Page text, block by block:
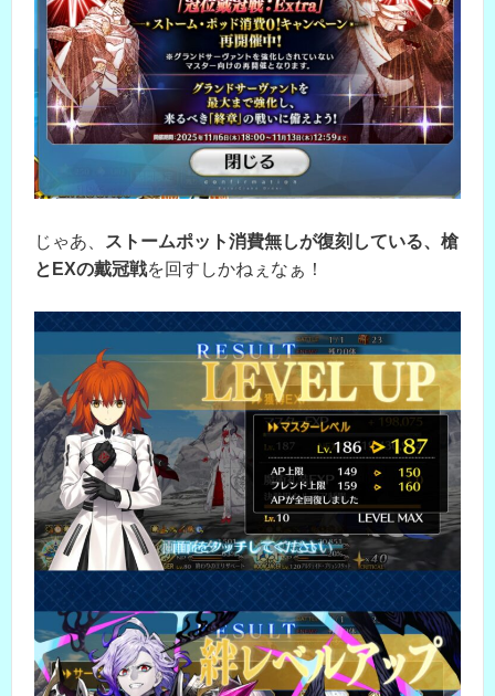
じゃあ、
ストームポット消費無しが復刻している、槍
とEXの戴冠戦を回すしかねぇなぁ！